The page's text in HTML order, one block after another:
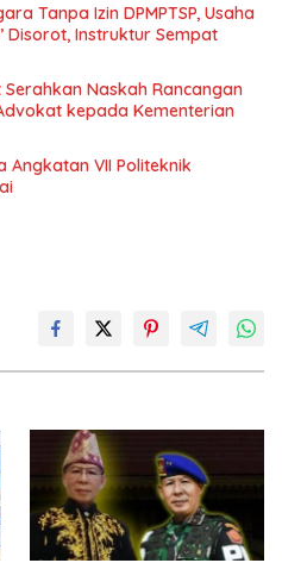
Tanpa Izin DPMPTSP, Usaha
Disorot, Instruktur Sempat
Naskah Rancangan
kepada Kementerian
Angkatan VII Politeknik